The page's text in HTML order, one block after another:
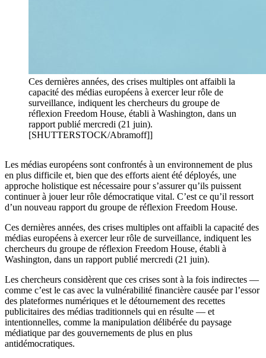
Ces dernières années, des crises multiples ont affaibli la
capacité des médias européens à exercer leur rôle de
surveillance, indiquent les chercheurs du groupe de
réflexion Freedom House, établi à Washington, dans un
rapport publié mercredi (21 juin).
[SHUTTERSTOCK/Abramoff]]
Les médias européens sont confrontés à un environnement de plus
en plus difficile et, bien que des efforts aient été déployés, une
approche holistique est nécessaire pour s’assurer qu’ils puissent
continuer à jouer leur rôle démocratique vital. C’est ce qu’il ressort
d’un nouveau rapport du groupe de réflexion Freedom House.
Ces dernières années, des crises multiples ont affaibli la capacité des
médias européens à exercer leur rôle de surveillance, indiquent les
chercheurs du groupe de réflexion Freedom House, établi à
Washington, dans un rapport publié mercredi (21 juin).
Les chercheurs considèrent que ces crises sont à la fois indirectes —
comme c’est le cas avec la vulnérabilité financière causée par l’essor
des plateformes numériques et le détournement des recettes
publicitaires des médias traditionnels qui en résulte — et
intentionnelles, comme la manipulation délibérée du paysage
médiatique par des gouvernements de plus en plus
antidémocratiques.